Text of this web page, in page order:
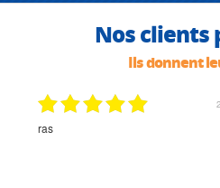
Nos clients
Ils donnent
RAS